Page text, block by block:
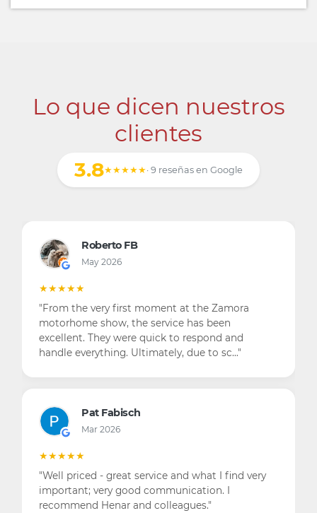
Lo que dicen nuestros
clientes
3.8★★★★★· 9 reseñas en Google
Roberto FB
May 2026
★★★★★
"From the very first moment at the Zamora
motorhome show, the service has been
excellent. They were quick to respond and
handle everything. Ultimately, due to sc…"
Pat Fabisch
Mar 2026
★★★★★
"Well priced - great service and what I find very
important; very good communication. I
recommend Henar and colleagues."